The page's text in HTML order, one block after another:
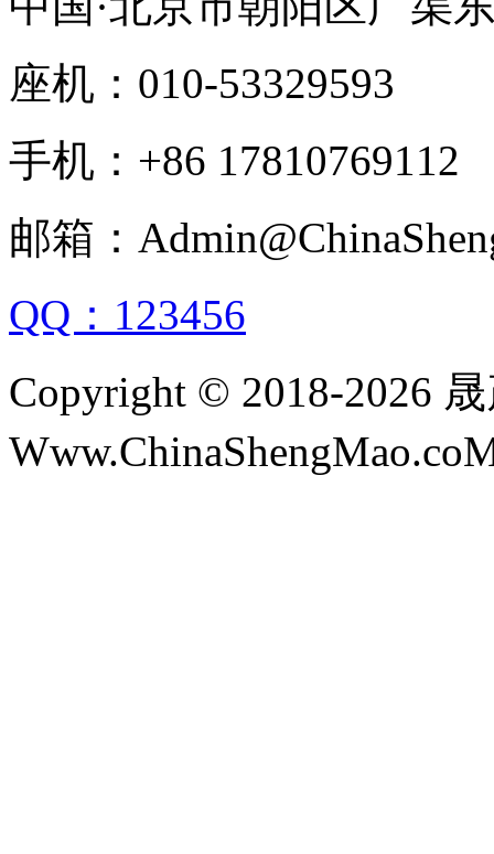
座机：010-53329593
手机：+86 17810769112
邮箱：
QQ：123456
Copyright © 2018-2026